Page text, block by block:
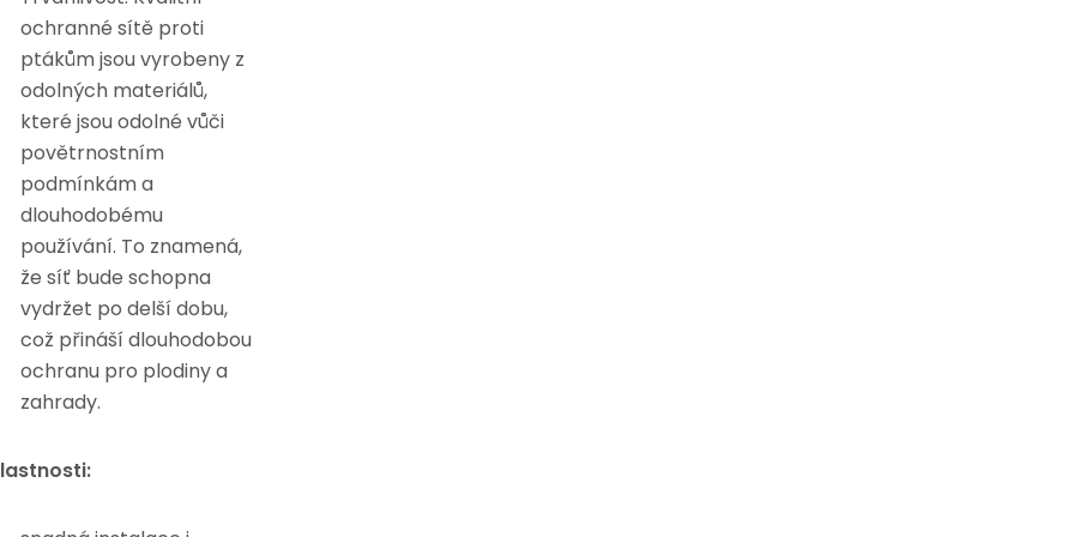
ochranné sítě proti
ptákům jsou vyrobeny z
odolných materiálů,
které jsou odolné vůči
povětrnostním
podmínkám a
dlouhodobému
používání. To znamená,
že síť bude schopna
vydržet po delší dobu,
což přináší dlouhodobou
ochranu pro plodiny a
zahrady.